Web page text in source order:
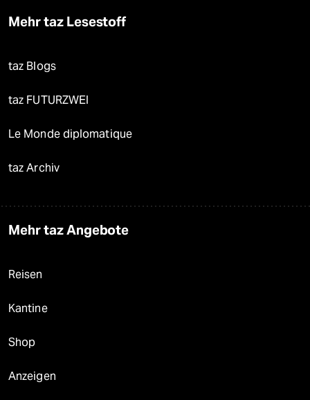
Mehr taz Lesestoff
taz Blogs
taz FUTURZWEI
Le Monde diplomatique
taz Archiv
Mehr taz Angebote
Reisen
Kantine
Shop
Anzeigen